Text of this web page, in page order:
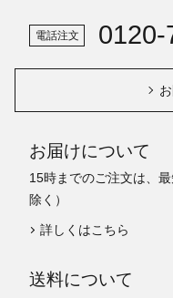
電話注文 0120-
お届けについて
15時までのご注文は、
除く）
詳しくはこちら
送料について